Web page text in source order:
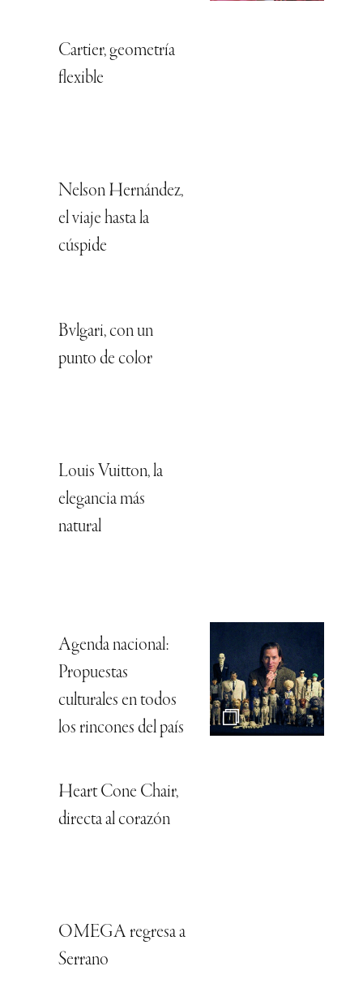
Cartier, geometría
flexible
Nelson Hernández,
el viaje hasta la
cúspide
Bvlgari, con un
punto de color
Louis Vuitton, la
elegancia más
natural
Agenda nacional:
Propuestas
culturales en todos
los rincones del país
Heart Cone Chair,
directa al corazón
OMEGA regresa a
Serrano